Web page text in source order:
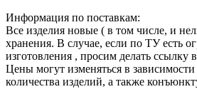
Информация по поставкам:
Все изделия новые ( в том числе, и
хранения. В случае, если по ТУ есть
изготовления , просим делать ссылку в
Цены могут изменяться в зависимости
количества изделий, а также